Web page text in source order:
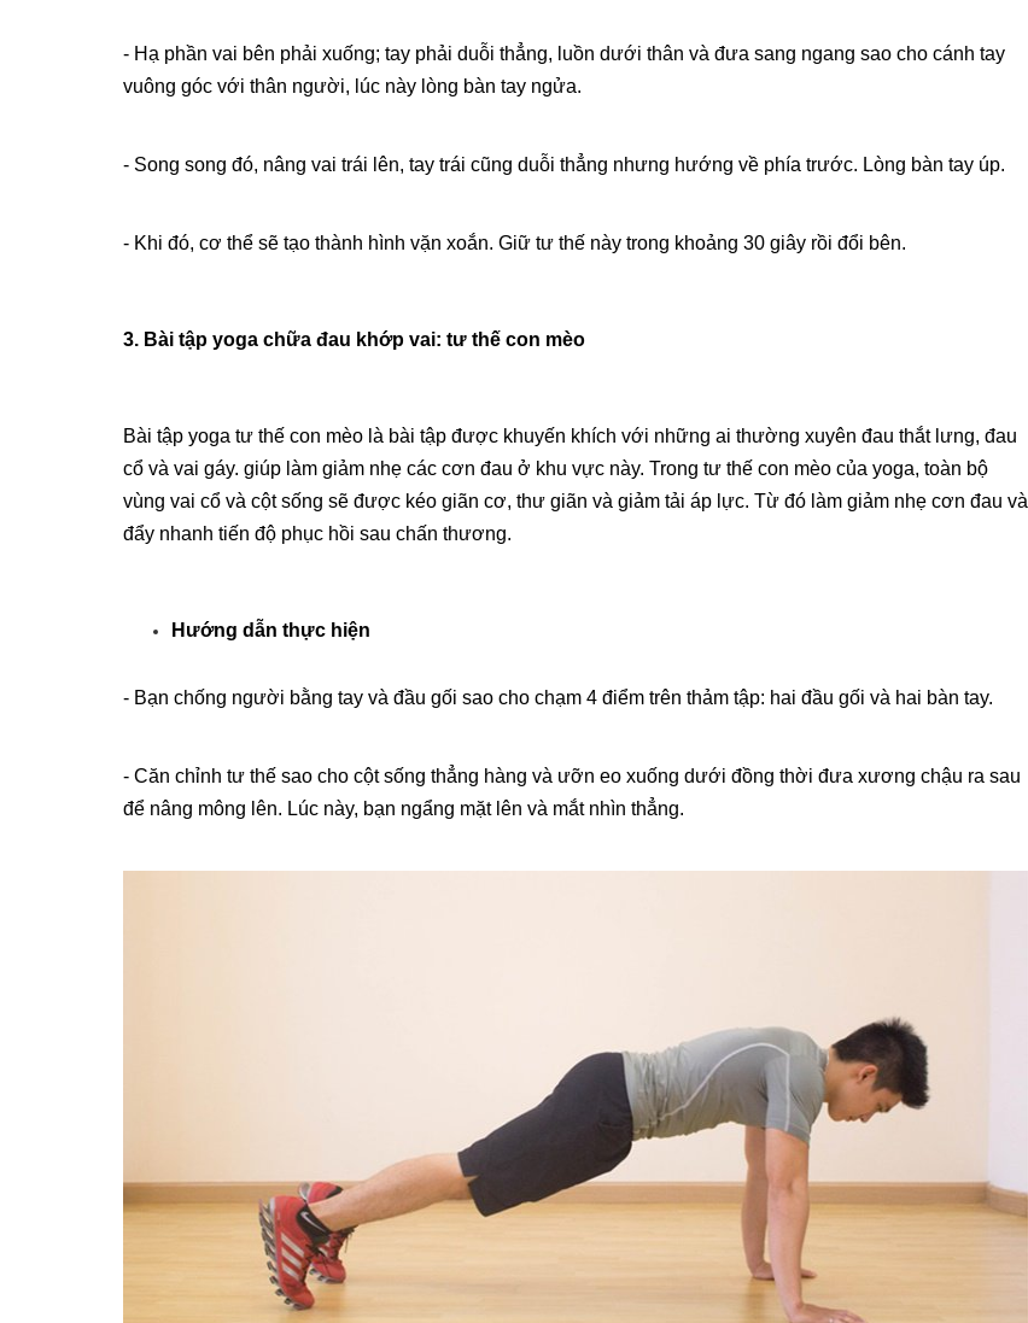
- Hạ phần vai bên phải xuống; tay phải duỗi thẳng, luồn dưới thân và đưa sang ngang sao cho cánh tay
vuông góc với thân người, lúc này lòng bàn tay ngửa.
- Song song đó, nâng vai trái lên, tay trái cũng duỗi thẳng nhưng hướng về phía trước. Lòng bàn tay úp.
- Khi đó, cơ thể sẽ tạo thành hình vặn xoắn. Giữ tư thế này trong khoảng 30 giây rồi đổi bên.
3. Bài tập yoga chữa đau khớp vai: tư thế con mèo
Bài tập yoga tư thế con mèo là bài tập được khuyến khích với những ai thường xuyên đau thắt lưng, đau
cổ và vai gáy. giúp làm giảm nhẹ các cơn đau ở khu vực này. Trong tư thế con mèo của yoga, toàn bộ
vùng vai cổ và cột sống sẽ được kéo giãn cơ, thư giãn và giảm tải áp lực. Từ đó làm giảm nhẹ cơn đau và
đẩy nhanh tiến độ phục hồi sau chấn thương.
Hướng dẫn thực hiện
- Bạn chống người bằng tay và đầu gối sao cho chạm 4 điểm trên thảm tập: hai đầu gối và hai bàn tay.
- Căn chỉnh tư thế sao cho cột sống thẳng hàng và ưỡn eo xuống dưới đồng thời đưa xương chậu ra sau
để nâng mông lên. Lúc này, bạn ngẩng mặt lên và mắt nhìn thẳng.